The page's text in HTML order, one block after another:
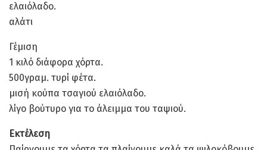
ελαιόλαδο.
αλάτι
Γέμιση
1 κιλό διάφορα χόρτα.
500γραμ. τυρί φέτα.
μισή κούπα τσαγιού ελαιόλαδο.
λίγο βούτυρο για το άλειμμα του ταψιού.
Εκτέλεση